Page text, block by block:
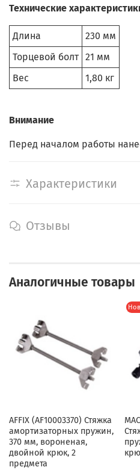
Технические
Длина
230 мм
Торцевой болт 21 мм
Вес
1,80 кг
Внимание
Перед началом работы
Характеристики
Отзывы
Аналогичные товары
AFFIX (AF10003370) Стяжка
амортизаторных пружин,
370 мм, вороненая,
двойной крюк, 2
предмета